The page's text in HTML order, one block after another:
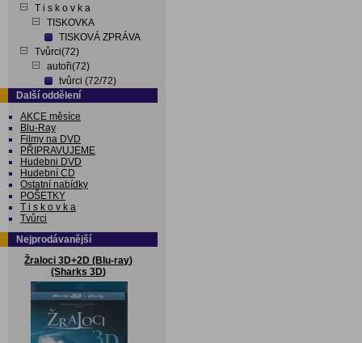
T i s k o v k a
TISKOVKA
TISKOVÁ ZPRÁVA
Tvůrci(72)
autoři(72)
tvůrci (72/72)
Další oddělení
AKCE měsíce
Blu-Ray
Filmy na DVD
PŘIPRAVUJEME
Hudebni DVD
Hudební CD
Ostatní nabídky
POŠETKY
T i s k o v k a
Tvůrci
Nejprodávanější
Žraloci 3D+2D (Blu-ray)
(Sharks 3D)